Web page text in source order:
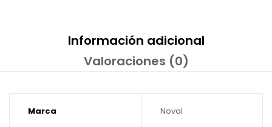
Información adicional
Valoraciones (0)
Marca Noval